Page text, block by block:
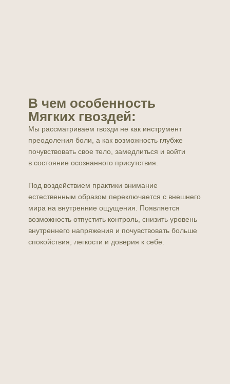
В чем особенность
Мягких гвоздей:
Мы рассматриваем гвозди не как инструмент
преодоления боли, а как возможность глубже
почувствовать свое тело, замедлиться и войти
в состояние осознанного присутствия.
Под воздействием практики внимание
естественным образом переключается с внешнего
мира на внутренние ощущения. Появляется
возможность отпустить контроль, снизить уровень
внутреннего напряжения и почувствовать больше
спокойствия, легкости и доверия к себе.